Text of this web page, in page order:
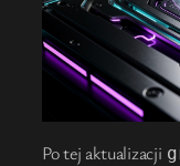
Po tej aktualizacji